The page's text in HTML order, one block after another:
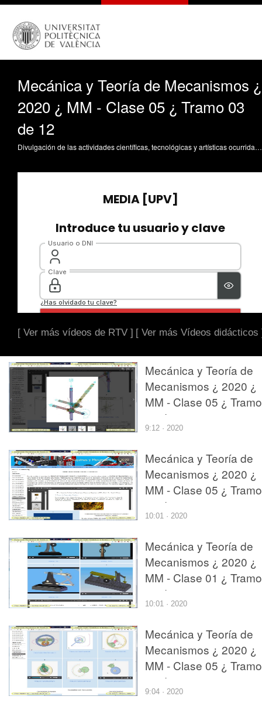
Mecánica y Teoría de Mecanismos ¿
2020 ¿ MM - Clase 05 ¿ Tramo 03
de 12
Divulgación de las actividades científicas, tecnológicas y artísticas ocurridas en los tres campus de la UPV
[ Ver más vídeos de RTV ] [ Ver más Vídeos didácticos
Mecánica y Teoría de
Mecanismos ¿ 2020 ¿
MM - Clase 05 ¿ Tramo
12 de 12
9:12 · 2020
Mecánica y Teoría de
Mecanismos ¿ 2020 ¿
MM - Clase 05 ¿ Tramo
05 de 12
10:01 · 2020
Mecánica y Teoría de
Mecanismos ¿ 2020 ¿
MM - Clase 01 ¿ Tramo
03 de 12
10:01 · 2020
Mecánica y Teoría de
Mecanismos ¿ 2020 ¿
MM - Clase 05 ¿ Tramo
09 de 12
9:04 · 2020